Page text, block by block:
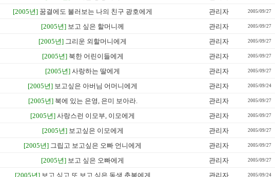
[2005년] 꿈결에도 불러보는 나의 친구 광호에게 관리자 2005/09/27
[2005년] 보고 싶은 할머니께 관리자 2005/09/27
[2005년] 그리운 외할머니에게 관리자 2005/09/27
[2005년] 북한 어린이들에게 관리자 2005/09/27
[2005년] 사랑하는 딸에게 관리자 2005/09/27
[2005년] 보고싶은 아버님 어머니에게 관리자 2005/09/24
[2005년] 북에 있는 은영, 은미 보아라. 관리자 2005/09/27
[2005년] 사랑스런 이모부, 이모에게 관리자 2005/09/27
[2005년] 보고싶은 이모에게 관리자 2005/09/27
[2005년] 그립고 보고싶은 오빠 언니에게 관리자 2005/09/27
[2005년] 보고 싶은 오빠에게 관리자 2005/09/27
[2005년] 보고 싶고 또 보고 싶은 동생 춘복에게 관리자 2005/09/24